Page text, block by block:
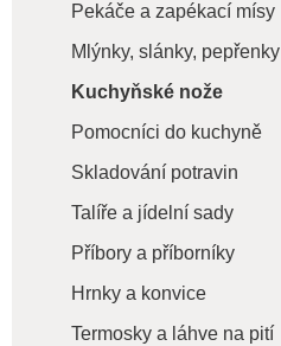
Pekáče a zapékací mísy
Mlýnky, slánky, pepřenky
Kuchyňské nože
Pomocníci do kuchyně
Skladování potravin
Talíře a jídelní sady
Příbory a příborníky
Hrnky a konvice
Termosky a láhve na pití